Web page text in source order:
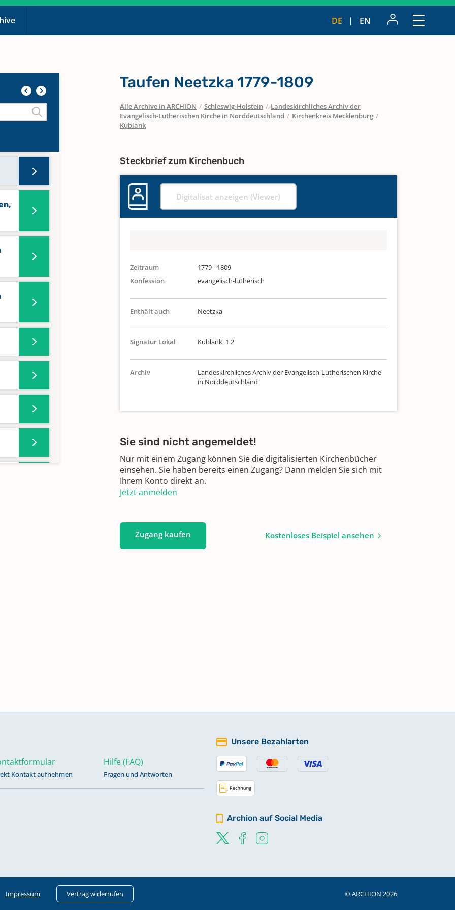
DE EN
Taufen Neetzka 1779-1809
Alle Archive in ARCHION / Schleswig-Holstein / Landeskirchliches Archiv der
Evangelisch-Lutherischen Kirche in Norddeutschland / Kirchenkreis Mecklenburg /
Kublank
Steckbrief zum Kirchenbuch
Digitalisat anzeigen (Viewer)
Zeitraum
1779 - 1809
Konfession
evangelisch-lutherisch
Enthält auch Neetzka
Signatur Lokal Kublank_1.2
Archiv
Landeskirchliches Archiv der Evangelisch-Lutherischen Kirche
in Norddeutschland
Sie sind nicht angemeldet!
Nur mit einem Zugang können Sie die digitalisierten Kirchenbücher
einsehen. Sie haben bereits einen Zugang? Dann melden Sie sich mit
Ihrem Konto direkt an.
Jetzt anmelden
Zugang kaufen Kostenloses Beispiel ansehen
Kontakt aufnehmen
Hilfe (FAQ)
Fragen und Antworten
Unsere Bezahlarten
Archion auf Social Media
Impressum Vertrag widerrufen © ARCHION 2026